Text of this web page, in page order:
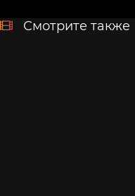
Смотрите также